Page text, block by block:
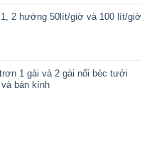
2 hướng 50lít/giờ và 100 lít/giờ
1,000 ₫1 gài và 2 gài nối béc tưới
bán kính